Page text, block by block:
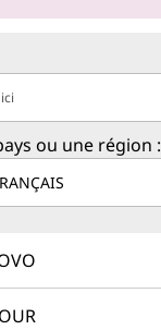
ou une région :